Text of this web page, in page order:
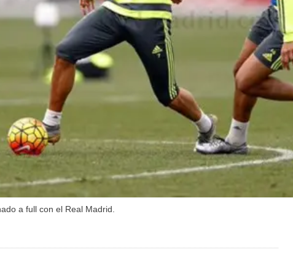
a full con el Real Madrid.